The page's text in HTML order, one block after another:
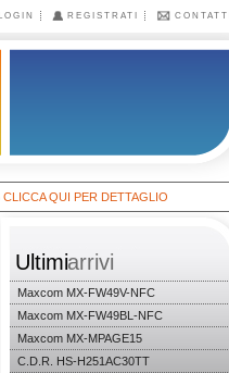
LOGIN REGISTRATI CONTATTI
QUI PER DETTAGLIO
Ultimiarrivi
Maxcom MX-FW49V-NFC
Maxcom MX-FW49BL-NFC
Maxcom MX-MPAGE15
C.D.R. HS-H251AC30TT